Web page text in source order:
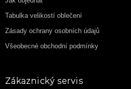
Tabulka velikostí oblečení
Zásady ochrany osobních údajů
Všeobecné obchodní podmínky
Zákaznický servis